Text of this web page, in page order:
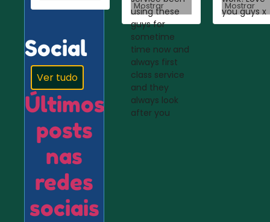
using these
guys for
sometime
time now and
always first
class service
and they
always look
after you
Mostrar
you guys x
Mostrar
Social
Ver tudo
Últimos
posts
nas
redes
sociais